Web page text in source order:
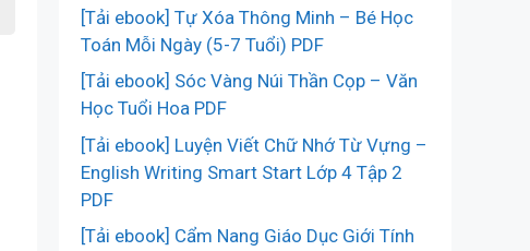
[Tải ebook] Tự Xóa Thông Minh – Bé Học
Toán Mỗi Ngày (5-7 Tuổi) PDF
[Tải ebook] Sóc Vàng Núi Thần Cọp – Văn
Học Tuổi Hoa PDF
[Tải ebook] Luyện Viết Chữ Nhớ Từ Vựng –
English Writing Smart Start Lớp 4 Tập 2
PDF
[Tải ebook] Cẩm Nang Giáo Dục Giới Tính